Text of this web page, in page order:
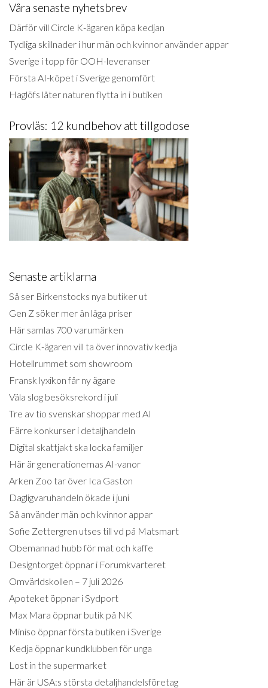
Våra senaste nyhetsbrev
Därför vill Circle K-ägaren köpa kedjan
Tydliga skillnader i hur män och kvinnor använder appar
Sverige i topp för OOH-leveranser
Första AI-köpet i Sverige genomfört
Haglöfs låter naturen flytta in i butiken
Provläs: 12 kundbehov att tillgodose
Senaste artiklarna
Så ser Birkenstocks nya butiker ut
Gen Z söker mer än låga priser
Här samlas 700 varumärken
Circle K-ägaren vill ta över innovativ kedja
Hotellrummet som showroom
Fransk lyxikon får ny ägare
Väla slog besöksrekord i juli
Tre av tio svenskar shoppar med AI
Färre konkurser i detaljhandeln
Digital skattjakt ska locka familjer
Här är generationernas AI-vanor
Arken Zoo tar över Ica Gaston
Dagligvaruhandeln ökade i juni
Så använder män och kvinnor appar
Sofie Zettergren utses till vd på Matsmart
Obemannad hubb för mat och kaffe
Designtorget öppnar i Forumkvarteret
Omvärldskollen – 7 juli 2026
Apoteket öppnar i Sydport
Max Mara öppnar butik på NK
Miniso öppnar första butiken i Sverige
Kedja öppnar kundklubben för unga
Lost in the supermarket
Här är USA:s största detaljhandelsföretag